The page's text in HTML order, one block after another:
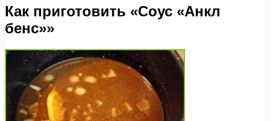
Как приготовить «Соус «Анкл
бенс»»